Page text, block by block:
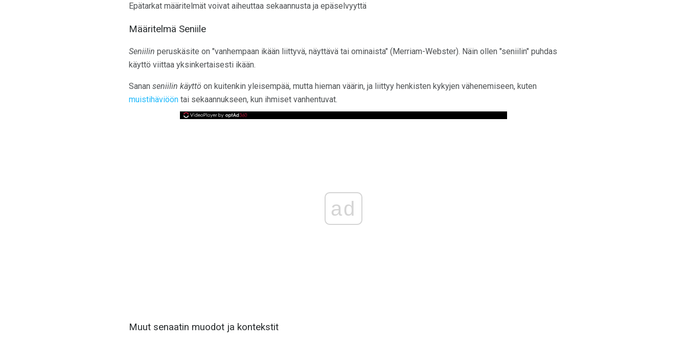
Epätarkat määritelmät voivat aiheuttaa sekaannusta ja epäselvyyttä
Määritelmä Seniile
Seniilin peruskäsite on "vanhempaan ikään liittyvä, näyttävä tai ominaista" (Merriam-Webster). Näin ollen "seniilin" puhdas
käyttö viittaa yksinkertaisesti ikään.
Sanan seniilin käyttö on kuitenkin yleisempää, mutta hieman väärin, ja liittyy henkisten kykyjen vähenemiseen, kuten
muistihäviöön tai sekaannukseen, kun ihmiset vanhentuvat.
ad
Muut senaatin muodot ja kontekstit